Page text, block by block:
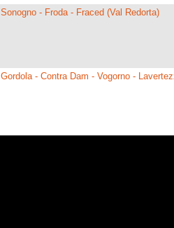
Sonogno - Froda - Fraced (Val Redorta)
Gordola - Contra Dam - Vogorno -